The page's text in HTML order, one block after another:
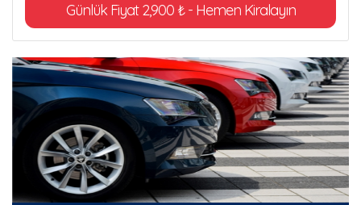
Günlük Fiyat 2,900 ₺ - Hemen Kiralayın